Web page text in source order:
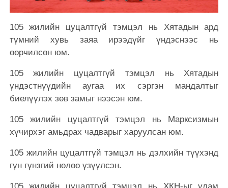
105 жилийн цуцалтгүй тэмцэл нь Хятадын ард
түмний хувь заяа ирээдүйг үндэснээс нь
өөрчилсөн юм.
105 жилийн цуцалтгүй тэмцэл нь Хятадын
үндэстнүүдийн аугаа их сэргэн мандалтыг
биелүүлэх зөв замыг нээсэн юм.
105 жилийн цуцалтгүй тэмцэл нь Марксизмын
хүчирхэг амьдрах чадварыг харуулсан юм.
105 жилийн цуцалтгүй тэмцэл нь дэлхийн түүхэнд
гүн гүнзгий нөлөө үзүүлсэн.